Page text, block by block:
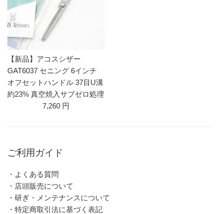
【新品】アコスシザー
GAT6037 セニング 6インチ
オフセットハンドル 37目U溝
約23% 真空焼入サブゼロ処理
7,260 円
ご利用ガイド
・よくある質問
・店頭販売について
・研ぎ・メンテナンスについて
・特定商取引法に基づく表記